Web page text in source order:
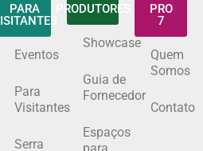
PARA
Eventos
Para
Visitantes
Serra
PRODUTORES
Showcase
Guia de
Fornecedor
Espaços
PRO
7
Quem
Somos
Contato